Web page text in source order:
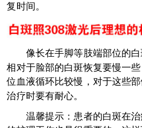
复时间。
像长在手脚等肢端部位的白
相对于脸部的白斑恢复要慢一
位血液循环比较慢，对于这些
治疗时要有耐心。
温馨提示：患者的白斑在治